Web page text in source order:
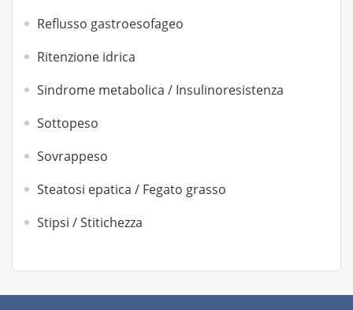
Reflusso gastroesofageo
Ritenzione idrica
Sindrome metabolica / Insulinoresistenza
Sottopeso
Sovrappeso
Steatosi epatica / Fegato grasso
Stipsi / Stitichezza